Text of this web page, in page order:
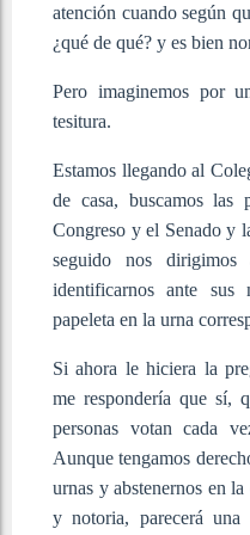
atención cuando según
¿qué de qué? y es bien
Pero imaginemos por
tesitura.
Estamos llegando al
de casa, buscamos las
Congreso y el Senado y
seguido nos
identificarnos ante sus
papeleta en la urna
Si ahora le hiciera la
me respondería que sí,
personas votan cada
Aunque tengamos
urnas y abstenernos en
y notoria, parecerá